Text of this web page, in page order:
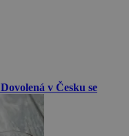
Dovolená v Česku se